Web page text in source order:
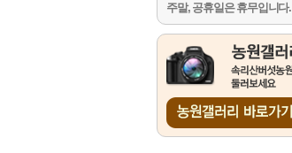
주말, 공휴일은 휴무입니다.